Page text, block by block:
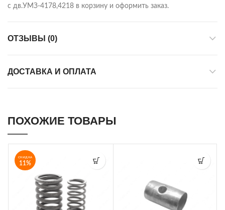
с дв.УМЗ-4178,4218 в корзину и оформить заказ.
ОТЗЫВЫ (0)
ДОСТАВКА И ОПЛАТА
ПОХОЖИЕ ТОВАРЫ
СКИДКА
11%